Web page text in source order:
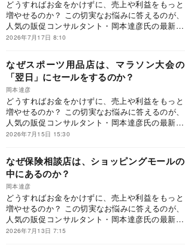
「利益が残る経営」へと変われるのか？ 本連載で
は、『客単価アップ大事典』に収録しきれなかっ
た事例の中から、現場ですぐに導入でき、成果に
つながりやすい客単価アップの仕掛けを厳選して
どうすればお金をかけずに、売上や利益をもっと
増やせるのか？ この切実なお悩みに答えるのが、
人気の販促コンサルタント・岡本達彦氏の最新刊
『客単価アップ大事典 「つい買ってしまう」販
は、「行動経済学×現場目線」で「つい買いたく
なる」販促の仕掛けとは何かを言語化した初の
書。本書が提示するのは、「お客様の購買行動そ
のものを変える設計とは？」です。どうすれば、
「利益が残る経営」へと変われるのか？ 本連載で
は、『客単価アップ大事典』に収録しきれなかっ
た事例の中から、現場ですぐに導入でき、成果に
つながりやすい客単価アップの仕掛けを厳選して
2026年7月17日 8:10
なぜスポーツ用品店は、マラソン大会の
「翌日」にセールをするのか？
岡本達彦
どうすればお金をかけずに、売上や利益をもっと
増やせるのか？ この切実なお悩みに答えるのが、
人気の販促コンサルタント・岡本達彦氏の最新刊
『客単価アップ大事典 「つい買ってしまう」販
は、「行動経済学×現場目線」で「つい買いたく
なる」販促の仕掛けとは何かを言語化した初の
書。本書が提示するのは、「お客様の購買行動そ
のものを変える設計とは？」です。どうすれば、
「利益が残る経営」へと変われるのか？ 本連載で
は、『客単価アップ大事典』に収録しきれなかっ
た事例の中から、現場ですぐに導入でき、成果に
つながりやすい客単価アップの仕掛けを厳選して
2026年7月15日 15:30
なぜ保険相談店は、ショッピングモールの
中にあるのか？
岡本達彦
どうすればお金をかけずに、売上や利益をもっと
増やせるのか？ この切実なお悩みに答えるのが、
人気の販促コンサルタント・岡本達彦氏の最新刊
『客単価アップ大事典 「つい買ってしまう」販
2026年7月13日 7:15